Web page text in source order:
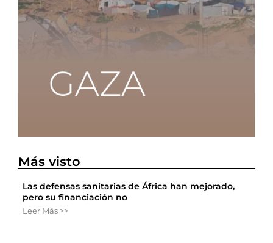
Más visto
Las defensas sanitarias de África han mejorado,
pero su financiación no
Leer Más >>